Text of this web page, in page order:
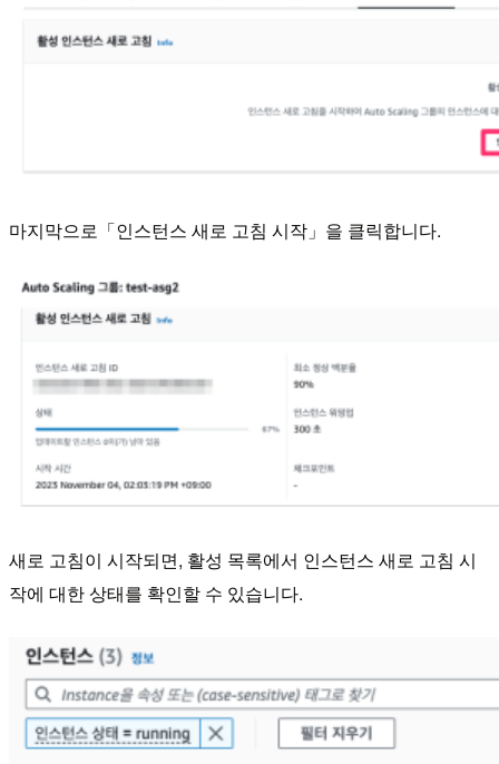
마지막으로「인스턴스 새로 고침 시작」을 클릭합니다.
새로 고침이 시작되면, 활성 목록에서 인스턴스 새로 고침 시
작에 대한 상태를 확인할 수 있습니다.